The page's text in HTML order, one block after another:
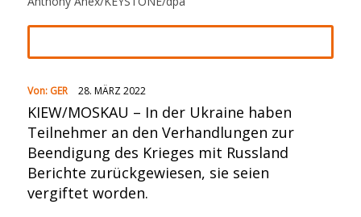
Von: GER 28. MÄRZ 2022
KIEW/MOSKAU – In der Ukraine haben
Teilnehmer an den Verhandlungen zur
Beendigung des Krieges mit Russland
Berichte zurückgewiesen, sie seien
vergiftet worden.